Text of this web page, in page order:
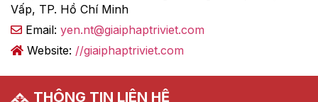
Vấp, TP. Hồ Chí Minh
Email: yen.nt@giaiphaptriviet.com
Website: //giaiphaptriviet.com
THÔNG TIN LIÊN HỆ